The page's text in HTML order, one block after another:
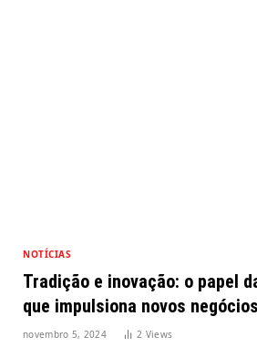
NOTÍCIAS
Tradição e inovação: o papel
que impulsiona novos negócios
novembro 5, 2024 2 Views